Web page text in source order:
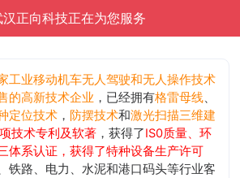
汉正向科技正在为您服务
工业移动机车无人驾驶和无人操作技术
的高新技术企业 ，已经拥有格雷母线、
定位技术 ， 防摆技术和激光扫描三维建
技术专利及软著 ，获得了IS0质量、环
体系认证，获得了特种设备生产许可
铁路、电力、水泥和港口码头等行业客